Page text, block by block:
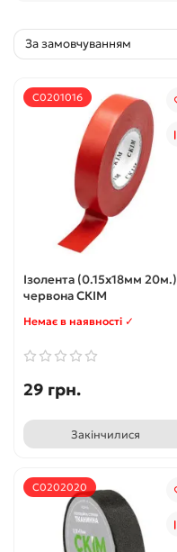
С0201016
Ізолента (0.15х18мм 20м.)
червона СКІМ
Немає в наявності ✓
29 грн.
Закінчилися
С0202020